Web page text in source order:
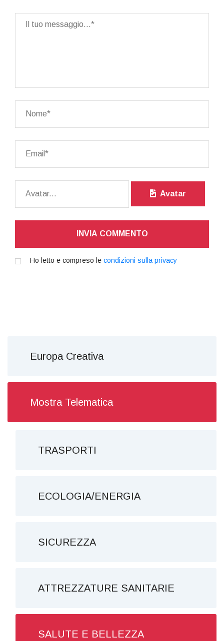
Avatar
INVIA COMMENTO
Ho letto e compreso le condizioni sulla privacy
Europa Creativa
Mostra Telematica
TRASPORTI
ECOLOGIA/ENERGIA
SICUREZZA
ATTREZZATURE SANITARIE
SALUTE E BELLEZZA